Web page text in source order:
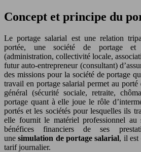
Concept et principe du
Le portage salarial est une relation
portée, une société de portage et
(administration, collectivité locale,
futur auto-entrepreneur (consultant)
des missions pour la société de portage
travail en portage salarial permet au
général (sécurité sociale, retraite,
portage quant à elle joue le rôle
portés et les sociétés pour lesquelles ils
elle fournit le matériel professionnel
bénéfices financiers de ses
unesimulation de portage salarial, il est
tarif journalier.